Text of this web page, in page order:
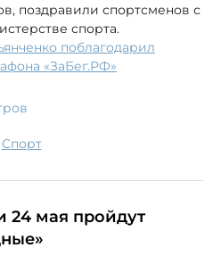
поздравили спортсменов с
спорта.
поблагодарил
«ЗаБег.РФ»
спорт
24 мая пройдут